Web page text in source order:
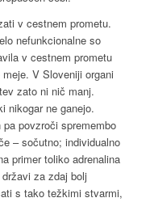
v cestnem prometu.
nefunkcionalne so
v cestnem prometu
V Sloveniji organi
zato ni nič manj.
nikogar ne ganejo.
povzroči spremembo
– sočutno; individualno
primer toliko adrenalina
za zdaj bolj
s tako težkimi stvarmi,